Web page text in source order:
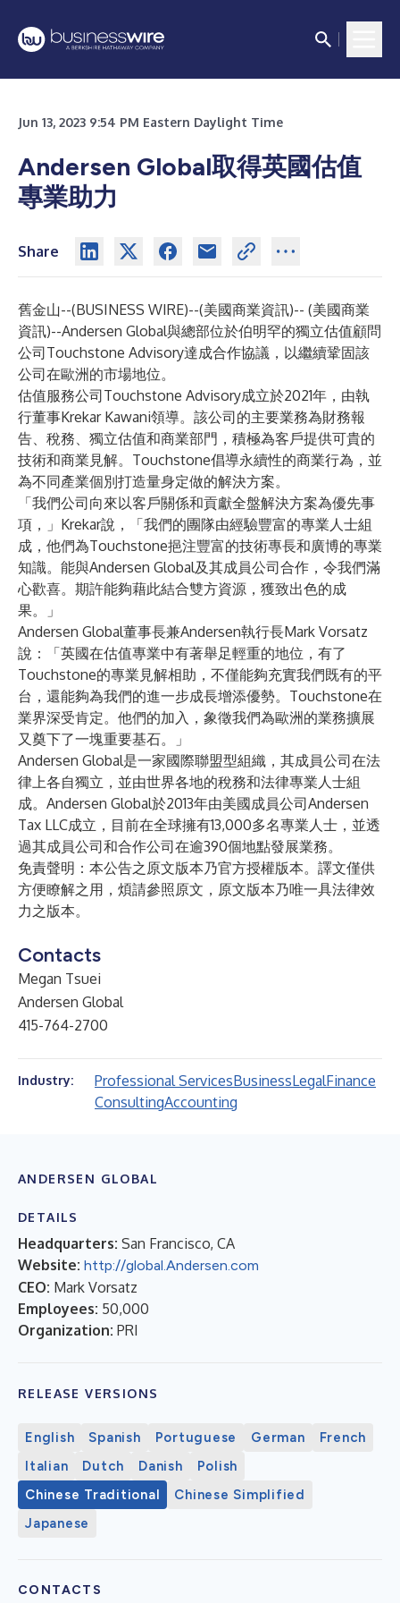
Jun 13, 2023 9:54 PM Eastern Daylight Time
Andersen Global取得英國估值
專業助力
Share
舊金山--(BUSINESS WIRE)--(美國商業資訊)-- (美國商業
資訊)--Andersen Global與總部位於伯明罕的獨立估值顧問
公司Touchstone Advisory達成合作協議，以繼續鞏固該
公司在歐洲的市場地位。
估值服務公司Touchstone Advisory成立於2021年，由執
行董事Krekar Kawani領導。該公司的主要業務為財務報
告、稅務、獨立估值和商業部門，積極為客戶提供可貴的
技術和商業見解。Touchstone倡導永續性的商業行為，並
為不同產業個別打造量身定做的解決方案。
「我們公司向來以客戶關係和貢獻全盤解決方案為優先事
項，」Krekar說，「我們的團隊由經驗豐富的專業人士組
成，他們為Touchstone挹注豐富的技術專長和廣博的專業
知識。能與Andersen Global及其成員公司合作，令我們滿
心歡喜。期許能夠藉此結合雙方資源，獲致出色的成
果。」
Andersen Global董事長兼Andersen執行長Mark Vorsatz
說：「英國在估值專業中有著舉足輕重的地位，有了
Touchstone的專業見解相助，不僅能夠充實我們既有的平
台，還能夠為我們的進一步成長增添優勢。Touchstone在
業界深受肯定。他們的加入，象徵我們為歐洲的業務擴展
又奠下了一塊重要基石。」
Andersen Global是一家國際聯盟型組織，其成員公司在法
律上各自獨立，並由世界各地的稅務和法律專業人士組
成。Andersen Global於2013年由美國成員公司Andersen
Tax LLC成立，目前在全球擁有13,000多名專業人士，並透
過其成員公司和合作公司在逾390個地點發展業務。
免責聲明：本公告之原文版本乃官方授權版本。譯文僅供
方便瞭解之用，煩請參照原文，原文版本乃唯一具法律效
力之版本。
Contacts
Megan Tsuei
Andersen Global
415-764-2700
Industry: Professional ServicesBusinessLegalFinance
ConsultingAccounting
ANDERSEN GLOBAL
DETAILS
Headquarters: San Francisco, CA
Website: http://global.Andersen.com
CEO: Mark Vorsatz
Employees: 50,000
Organization: PRI
RELEASE VERSIONS
English Spanish Portuguese German
French
Italian
Dutch Danish
Polish
Chinese Traditional
Chinese Simplified
Japanese
CONTACTS